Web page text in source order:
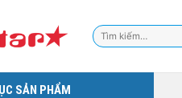
Tìm
kiếm:
SẢN PHẨM